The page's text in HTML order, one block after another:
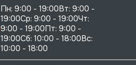
Пн: 9:00 - 19:00Вт: 9:00 -
19:00Ср: 9:00 - 19:00Чт:
9:00 - 19:00Пт: 9:00 -
19:00Сб: 10:00 - 18:00Вс:
10:00 - 18:00